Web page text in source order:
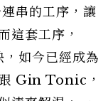
串的工序，讓
這套工序，
如今已經成為
Gin Tonic，